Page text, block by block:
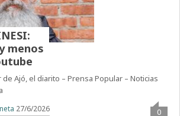
menos
Ajó, el diarito – Prensa Popular – Noticias
27/6/2026 0